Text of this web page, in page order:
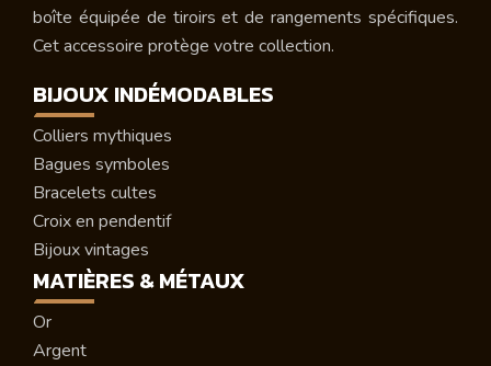
boîte équipée de tiroirs et de rangements spécifiques.
Cet accessoire protège votre collection.
BIJOUX INDÉMODABLES
Colliers mythiques
Bagues symboles
Bracelets cultes
Croix en pendentif
Bijoux vintages
MATIÈRES & MÉTAUX
Or
Argent